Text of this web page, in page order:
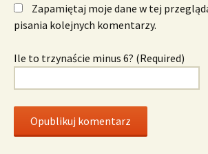
Zapamiętaj moje dane w tej
pisania kolejnych komentarzy.
Ile to trzynaście minus 6? (Required)